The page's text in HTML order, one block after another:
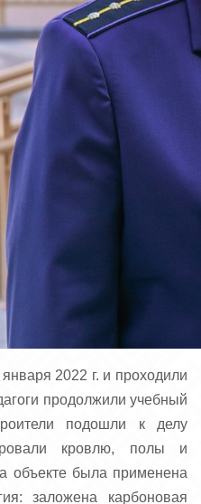
2022 г. и проходили
продолжили учебный
подошли к делу
кровлю, полы и
объекте была применена
заложена карбоновая